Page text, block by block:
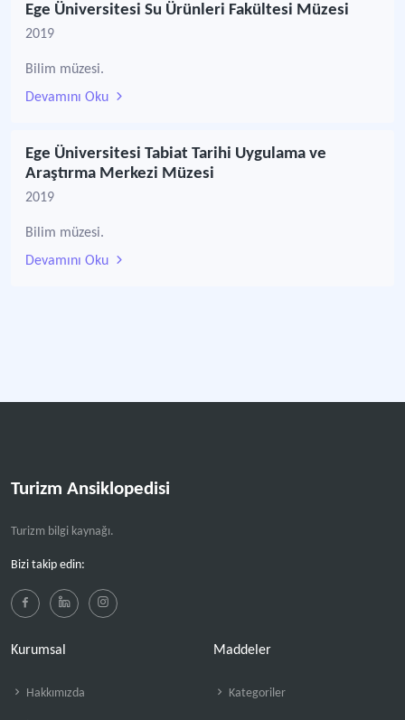
Ege Üniversitesi Su Ürünleri Fakültesi Müzesi
2019
Bilim müzesi.
Devamını Oku
Ege Üniversitesi Tabiat Tarihi Uygulama ve
Araştırma Merkezi Müzesi
2019
Bilim müzesi.
Devamını Oku
Turizm Ansiklopedisi
Turizm bilgi kaynağı.
Bizi takip edin:
Kurumsal
Hakkımızda
Maddeler
Kategoriler